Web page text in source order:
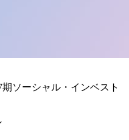
期ソーシャル・インベスト